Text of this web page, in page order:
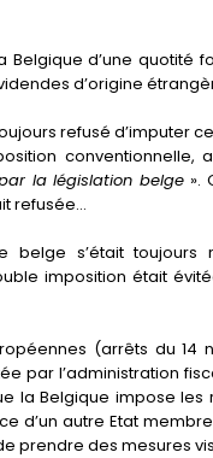
d’une quotité
d’origine
refusé d’imputer
la législation belge ».
refusée…
belge s’était
imposition était
(arrêts du 14
par l’administration
la Belgique impose
d’un autre Etat
prendre des mesures